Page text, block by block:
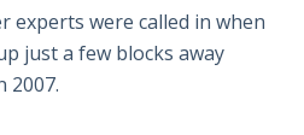
experts were called in when
just a few blocks away
2007.